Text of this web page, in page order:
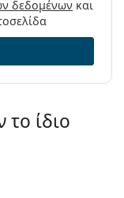
δεδομένων και
το ίδιο